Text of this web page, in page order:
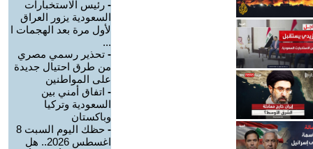
- رئيس الاستخبارات
السعودية يزور العراق
لأول مرة بعد الهجمات ا
...
- تحذير رسمي مصري
من طرق احتيال جديدة
على المواطنين
- اتفاق أمني بين
السعودية وتركيا
وباكستان
-
حظك اليوم السبت 8
اغسطس 2026.. هل